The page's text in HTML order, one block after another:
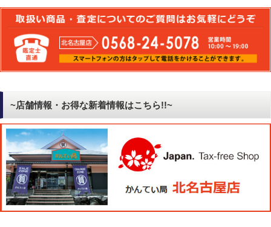
~店舗情報・お得な新着情報はこちら!!~